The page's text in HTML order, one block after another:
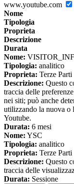
www.youtube.com
Nome
Tipologia
Proprieta
Descrizione
Durata
Nome:
Tipologia: analitico
Proprieta: Terze Parti
Descrizione: Questo
traccia delle
nei siti; può anche
utilizzando la nuova o
Youtube.
Durata: 6 mesi
Nome: YSC
Tipologia: analitico
Proprieta: Terze Parti
Descrizione: Questo
traccia delle
Durata: Sessione